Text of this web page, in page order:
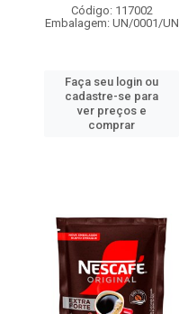
Código: 117002
Embalagem: UN/0001/UN
Faça seu login ou
cadastre-se para
ver preços e
comprar